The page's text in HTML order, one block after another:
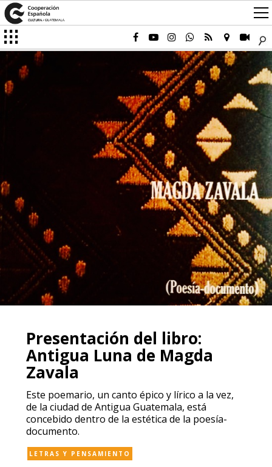
Presentación del libro:
Antigua Luna de Magda
Zavala
Este poemario, un canto épico y lírico a la vez,
de la ciudad de Antigua Guatemala, está
concebido dentro de la estética de la poesía-
documento.
LETRAS Y PENSAMIENTO